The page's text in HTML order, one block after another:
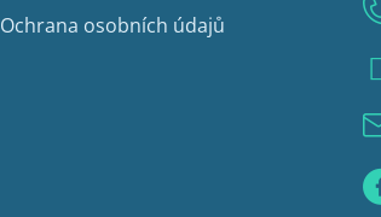
Ochrana osobních údajů